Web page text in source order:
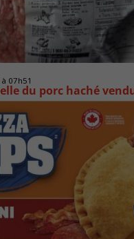
07h51
du porc haché